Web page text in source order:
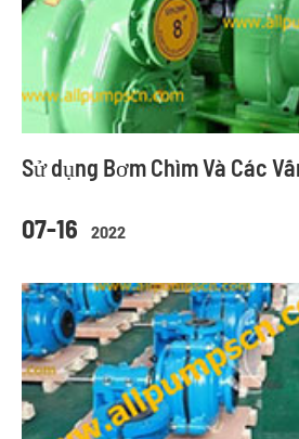
07-16 2022
Sử dụng Bơm Chìm Và Các